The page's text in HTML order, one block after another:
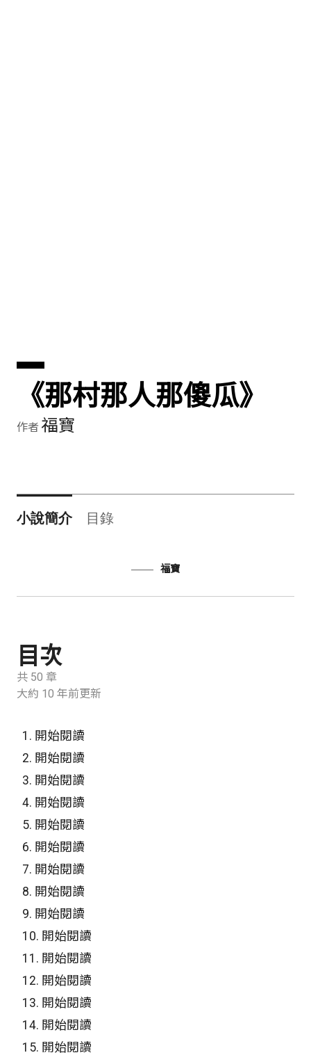
《那村那人那傻瓜》
作者 福寶
小說簡介 目錄
福寶
目次
共 50 章
大約 10 年前更新
1. 開始閱讀
2. 開始閱讀
3. 開始閱讀
4. 開始閱讀
5. 開始閱讀
6. 開始閱讀
7. 開始閱讀
8. 開始閱讀
9. 開始閱讀
10. 開始閱讀
11. 開始閱讀
12. 開始閱讀
13. 開始閱讀
14. 開始閱讀
15. 開始閱讀